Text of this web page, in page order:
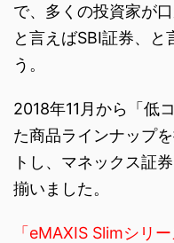
で、多くの投資家が
と言えばSBI証券、と
う。
2018年11月から「低
た商品ラインナップ
トし、マネックス証
揃いました。
「eMAXIS Slimシリ